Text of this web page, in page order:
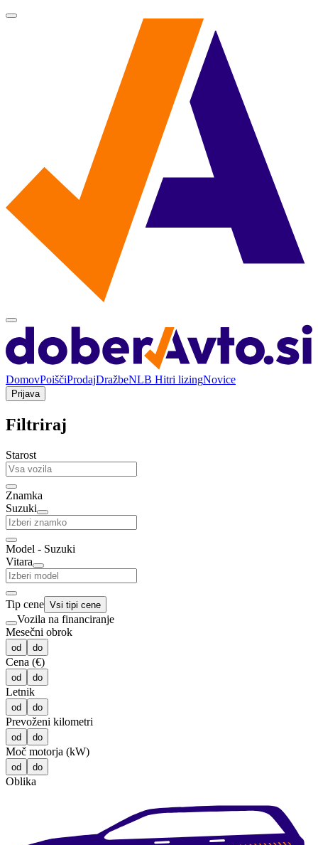
DomovPoiščiProdajDražbeNLB Hitri lizingNovice
Prijava
Filtriraj
Starost
Znamka
Suzuki
Model - Suzuki
Vitara
Tip cene Vsi tipi cene
Vozila na financiranje
Mesečni obrok
od do
Cena (€)
od do
Letnik
od do
Prevoženi kilometri
od do
Moč motorja (kW)
od do
Oblika